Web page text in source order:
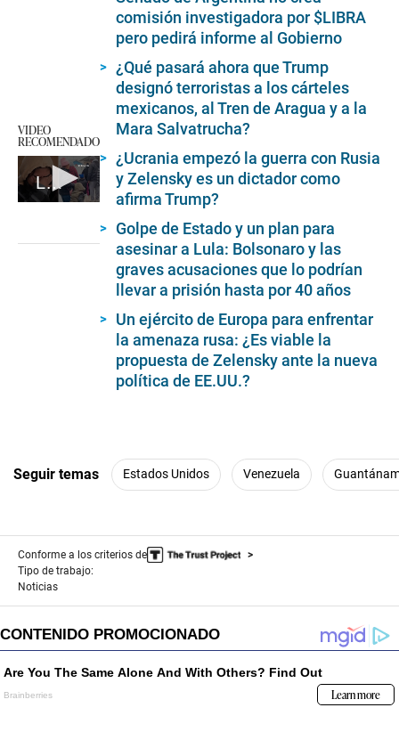
VIDEO
RECOMENDADO
La desesperación de los migrantes en la frontera con EE.UU.
comisión investigadora por $LIBRA
pero pedirá informe al Gobierno
¿Qué pasará ahora que Trump
designó terroristas a los cárteles
mexicanos, al Tren de Aragua y a la
Mara Salvatrucha?
¿Ucrania empezó la guerra con Rusia
y Zelensky es un dictador como
afirma Trump?
Golpe de Estado y un plan para
asesinar a Lula: Bolsonaro y las
graves acusaciones que lo podrían
llevar a prisión hasta por 40 años
Un ejército de Europa para enfrentar
la amenaza rusa: ¿Es viable la
propuesta de Zelensky ante la nueva
política de EE.UU.?
Seguir temas Estados Unidos Venezuela
Conforme a los criterios de
Tipo de trabajo:
Noticias